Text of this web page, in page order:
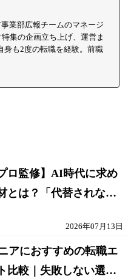
業部広報チームのマネージ
集の企画立ち上げ、運営ま
身も2度の転職を経験。前職
ロ監修】AI時代に求め
とは？「代替されない
2026年07月13日
アにおすすめの転職エ
比較｜失敗しない選び